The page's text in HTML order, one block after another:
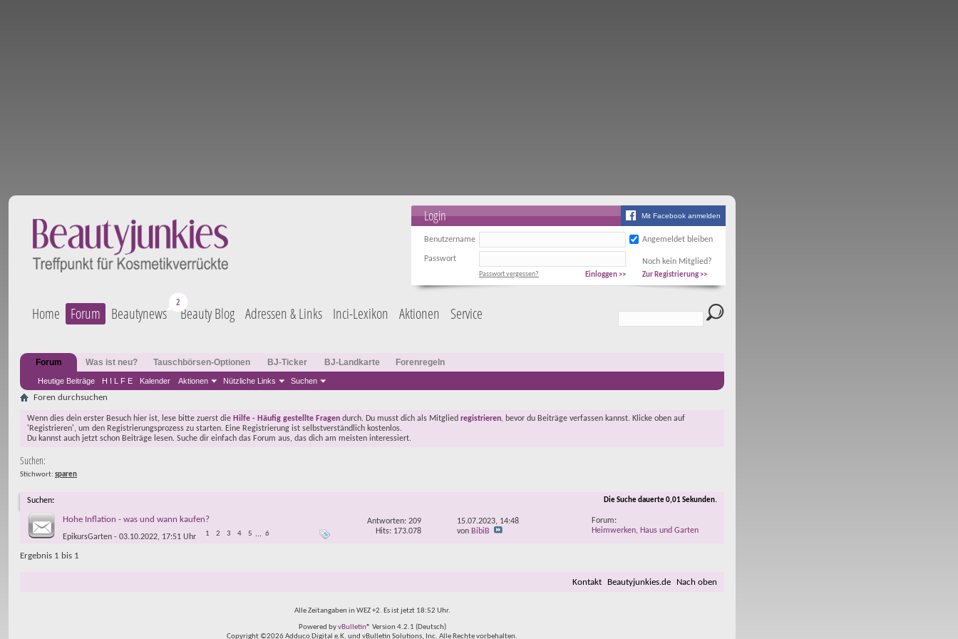
Mit Facebook anmelden
Login
Benutzername Angemeldet bleiben
Passwort Noch kein Mitglied?
Einloggen >>
Passwort vergessen? Zur Registrierung >>
Home Forum Beautynews Beauty Blog Adressen & Links Inci-Lexikon Aktionen Service
Forum
Heutige Beiträge H I L F E Kalender Aktionen Nützliche Links Suchen
Was ist neu? Tauschbörsen-Optionen BJ-Ticker BJ-Landkarte Forenregeln
Foren durchsuchen
Wenn dies dein erster Besuch hier ist, lese bitte zuerst die Hilfe - Häufig gestellte Fragen durch. Du musst dich als Mitglied registrieren, bevor du Beiträge verfassen kannst. Klicke oben auf
'Registrieren', um den Registrierungsprozess zu starten. Eine Registrierung ist selbstverständlich kostenlos.
Du kannst auch jetzt schon Beiträge lesen. Suche dir einfach das Forum aus, das dich am meisten interessiert.
Suchen:
Stichwort: sparen
Suchen: Die Suche dauerte0,01Sekunden.
Hohe Inflation - was und wann kaufen?
EpikursGarten - 03.10.2022, 17:51 Uhr 1 2 3 4 5 ... 6
Antworten:209
Hits: 173.078
15.07.2023, 14:48
von BibiB
Forum:
Heimwerken, Haus und Garten
Ergebnis 1 bis 1
Kontakt Beautyjunkies.de Nach oben
Alle Zeitangaben in WEZ +2. Es ist jetzt 18:52 Uhr.
Powered byvBulletin® Version 4.2.1 (Deutsch)
Copyright ©2026 Adduco Digital e.K. und vBulletin Solutions, Inc. Alle Rechte vorbehalten.